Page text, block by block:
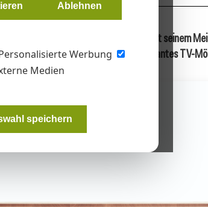
Ablehnen
Werbung
Medien
speichern
Schnörkeln begibt sich Robert Hofer mit seinem
Jahre. Das Ergebnis ist ein retro-charmantes TV-